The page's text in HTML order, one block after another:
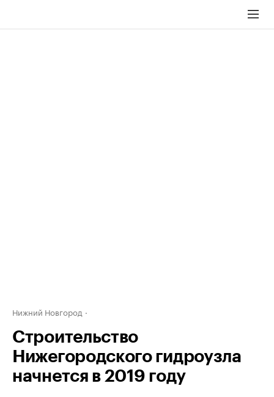
Нижний Новгород
Строительство
Нижегородского гидроузла
начнется в 2019 году